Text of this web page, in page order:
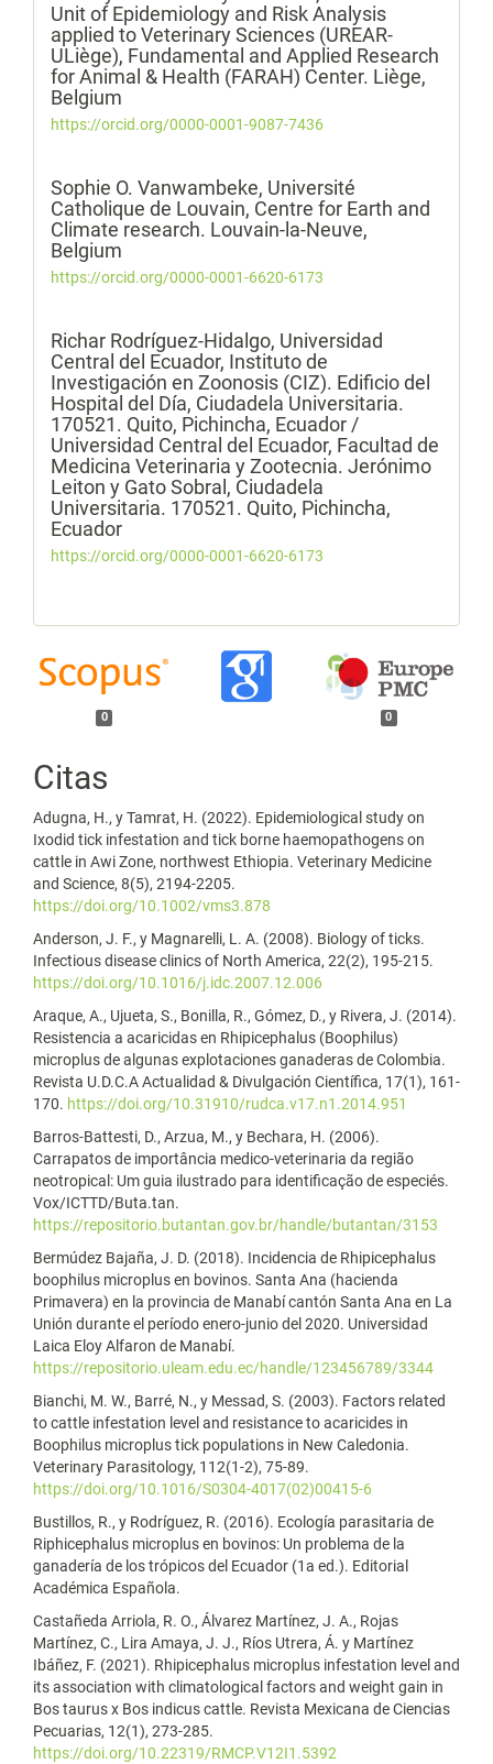
Unit of Epidemiology and Risk Analysis
applied to Veterinary Sciences (UREAR-
ULiège), Fundamental and Applied Research
for Animal & Health (FARAH) Center. Liège,
Belgium
https://orcid.org/0000-0001-9087-7436
Sophie O. Vanwambeke, Université
Catholique de Louvain, Centre for Earth and
Climate research. Louvain-la-Neuve,
Belgium
https://orcid.org/0000-0001-6620-6173
Richar Rodríguez-Hidalgo, Universidad
Central del Ecuador, Instituto de
Investigación en Zoonosis (CIZ). Edificio del
Hospital del Día, Ciudadela Universitaria.
170521. Quito, Pichincha, Ecuador /
Universidad Central del Ecuador, Facultad de
Medicina Veterinaria y Zootecnia. Jerónimo
Leiton y Gato Sobral, Ciudadela
Universitaria. 170521. Quito, Pichincha,
Ecuador
https://orcid.org/0000-0001-6620-6173
0 0
Citas
Adugna, H., y Tamrat, H. (2022). Epidemiological study on
Ixodid tick infestation and tick borne haemopathogens on
cattle in Awi Zone, northwest Ethiopia. Veterinary Medicine
and Science, 8(5), 2194-2205.
https://doi.org/10.1002/vms3.878
Anderson, J. F., y Magnarelli, L. A. (2008). Biology of ticks.
Infectious disease clinics of North America, 22(2), 195-215.
https://doi.org/10.1016/j.idc.2007.12.006
Araque, A., Ujueta, S., Bonilla, R., Gómez, D., y Rivera, J. (2014).
Resistencia a acaricidas en Rhipicephalus (Boophilus)
microplus de algunas explotaciones ganaderas de Colombia.
Revista U.D.C.A Actualidad & Divulgación Científica, 17(1), 161-
170. https://doi.org/10.31910/rudca.v17.n1.2014.951
Barros-Battesti, D., Arzua, M., y Bechara, H. (2006).
Carrapatos de importância medico-veterinaria da região
neotropical: Um guia ilustrado para identificação de especiés.
Vox/ICTTD/Buta.tan.
https://repositorio.butantan.gov.br/handle/butantan/3153
Bermúdez Bajaña, J. D. (2018). Incidencia de Rhipicephalus
boophilus microplus en bovinos. Santa Ana (hacienda
Primavera) en la provincia de Manabí cantón Santa Ana en La
Unión durante el período enero-junio del 2020. Universidad
Laica Eloy Alfaron de Manabí.
https://repositorio.uleam.edu.ec/handle/123456789/3344
Bianchi, M. W., Barré, N., y Messad, S. (2003). Factors related
to cattle infestation level and resistance to acaricides in
Boophilus microplus tick populations in New Caledonia.
Veterinary Parasitology, 112(1-2), 75-89.
https://doi.org/10.1016/S0304-4017(02)00415-6
Bustillos, R., y Rodríguez, R. (2016). Ecología parasitaria de
Riphicephalus microplus en bovinos: Un problema de la
ganadería de los trópicos del Ecuador (1a ed.). Editorial
Académica Española.
Castañeda Arriola, R. O., Álvarez Martínez, J. A., Rojas
Martínez, C., Lira Amaya, J. J., Ríos Utrera, Á. y Martínez
Ibáñez, F. (2021). Rhipicephalus microplus infestation level and
its association with climatological factors and weight gain in
Bos taurus x Bos indicus cattle. Revista Mexicana de Ciencias
Pecuarias, 12(1), 273-285.
https://doi.org/10.22319/RMCP.V12I1.5392